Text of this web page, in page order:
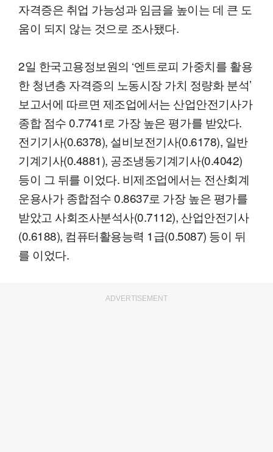
자격증은 취업 가능성과 임금을 높이는 데 큰 도
움이 되지 않는 것으로 조사됐다.
2일 한국고용정보원의 ‘엔트로피 가중치를 활용
한 청년층 자격증의 노동시장 가치 정량화 분석’
보고서에 따르면 제조업에서는 산업안전기사가
종합 점수 0.7741로 가장 높은 평가를 받았다.
전기기사(0.6378), 설비보전기사(0.6178), 일반
기계기사(0.4881), 공조냉동기계기사(0.4042)
등이 그 뒤를 이었다. 비제조업에서는 전산회계
운용사가 종합점수 0.8637로 가장 높은 평가를
받았고 사회조사분석사(0.7112), 산업안전기사
(0.6188), 컴퓨터활용능력 1급(0.5087) 등이 뒤
를 이었다.
ADVERTISEMENT